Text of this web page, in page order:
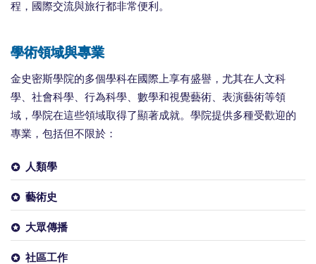
程，國際交流與旅行都非常便利。
學術領域與專業
金史密斯學院的多個學科在國際上享有盛譽，尤其在人文科
學、社會科學、行為科學、數學和視覺藝術、表演藝術等領
域，學院在這些領域取得了顯著成就。學院提供多種受歡迎的
專業，包括但不限於：
人類學
藝術史
大眾傳播
社區工作